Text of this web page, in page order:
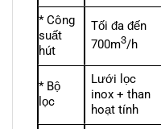
* Công
suất
hút
Tối đa đến
700m3/h
* Bộ
lọc
Lưới lọc
inox + than
hoạt tính